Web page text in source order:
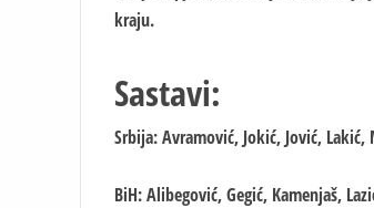
kraju.
Sastavi:
Srbija: Avramović, Jokić, Jović,
BiH: Alibegović, Gegić, Kamenjaš,